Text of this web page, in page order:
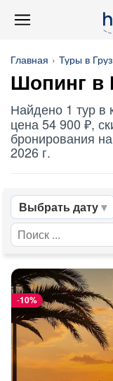
Главная Туры в
Шопинг в
Найдено 1 тур в
цена 54 900 ₽,
бронирования
2026 г.
Выбрать дату
-10%